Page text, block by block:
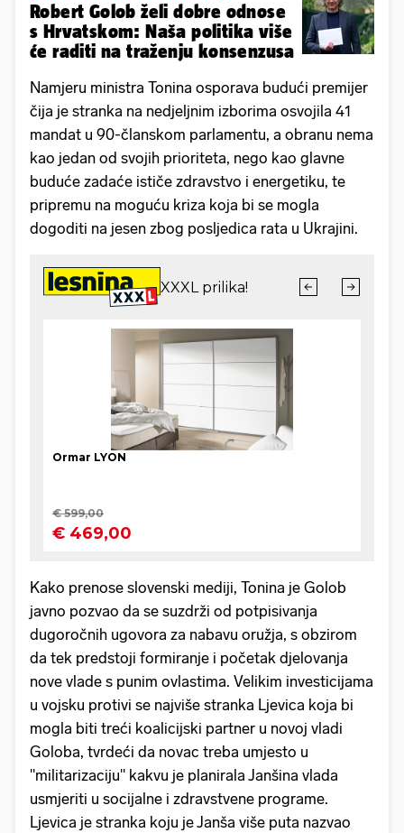
Robert Golob želi dobre odnose
s Hrvatskom: Naša politika više
će raditi na traženju konsenzusa
Namjeru ministra Tonina osporava budući premijer
čija je stranka na nedjeljnim izborima osvojila 41
mandat u 90-članskom parlamentu, a obranu nema
kao jedan od svojih prioriteta, nego kao glavne
buduće zadaće ističe zdravstvo i energetiku, te
pripremu na moguću kriza koja bi se mogla
dogoditi na jesen zbog posljedica rata u Ukrajini.
Kako prenose slovenski mediji, Tonina je Golob
javno pozvao da se suzdrži od potpisivanja
dugoročnih ugovora za nabavu oružja, s obzirom
da tek predstoji formiranje i početak djelovanja
nove vlade s punim ovlastima. Velikim investicijama
u vojsku protivi se najviše stranka Ljevica koja bi
mogla biti treći koalicijski partner u novoj vladi
Goloba, tvrdeći da novac treba umjesto u
"militarizaciju" kakvu je planirala Janšina vlada
usmjeriti u socijalne i zdravstvene programe.
Ljevica je stranka koju je Janša više puta nazvao